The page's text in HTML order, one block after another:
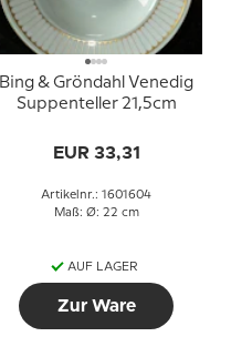
Bing & Gröndahl Venedig
Suppenteller 21,5cm
EUR 33,31
Artikelnr.: 1601604
Maß: Ø: 22 cm
AUF LAGER
Zur Ware